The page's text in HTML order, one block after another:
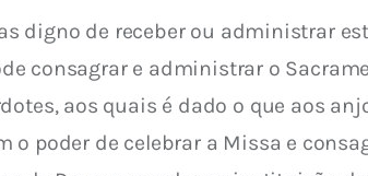
digno de receber ou administrar
consagrar e administrar o
aos quais é dado o que aos
o poder de celebrar a Missa e